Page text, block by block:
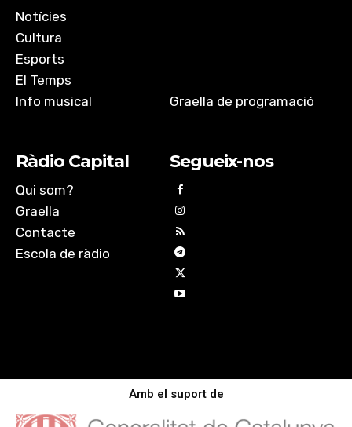
Notícies
Cultura
Esports
El Temps
Info musical
Graella de programació
Ràdio Capital
Qui som?
Graella
Contacte
Escola de ràdio
Segueix-nos
Amb el suport de